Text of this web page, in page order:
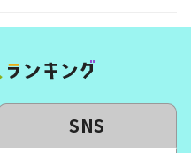
SNS